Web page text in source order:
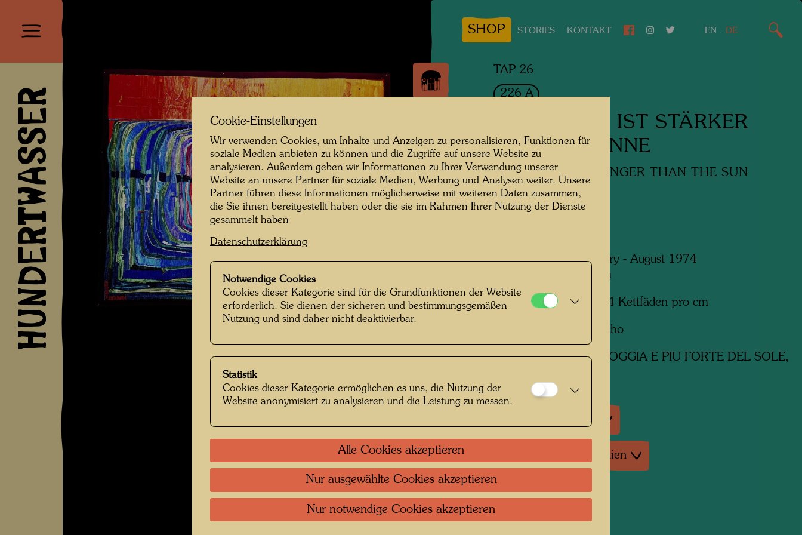
HUNDERTWASSER
SHOP STORIES KONTAKT EN . DE
TAP 26
226 A
DER REGEN IST STÄRKER
ALS DIE SONNE
THE RAIN IS STRONGER THAN THE SUN
Tapisserie
Tonala, Mexico, January - August 1974
1950 mm x 2450 mm
Aus Wolle gewebt mit 4 Kettfäden pro cm
Angel Morquecho
Nach Werk226 LA PIOGGIA E PIU FORTE DEL SOLE,
Einzelausstellungen
Literatur: Monographien
Cookie-Einstellungen
Wir verwenden Cookies, um Inhalte und Anzeigen zu personalisieren, Funktionen für
soziale Medien anbieten zu können und die Zugriffe auf unsere Website zu
analysieren. Außerdem geben wir Informationen zu Ihrer Verwendung unserer
Website an unsere Partner für soziale Medien, Werbung und Analysen weiter. Unsere
Partner führen diese Informationen möglicherweise mit weiteren Daten zusammen,
die Sie ihnen bereitgestellt haben oder die sie im Rahmen Ihrer Nutzung der Dienste
gesammelt haben
Datenschutzerklärung
Notwendige Cookies
Cookies dieser Kategorie sind für die Grundfunktionen der Website
erforderlich. Sie dienen der sicheren und bestimmungsgemäßen
Nutzung und sind daher nicht deaktivierbar.
Statistik
Cookies dieser Kategorie ermöglichen es uns, die Nutzung der
Website anonymisiert zu analysieren und die Leistung zu messen.
Alle Cookies akzeptieren
Nur ausgewählte Cookies akzeptieren
Nur notwendige Cookies akzeptieren